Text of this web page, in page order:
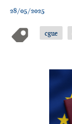
28/05/2025
cgue